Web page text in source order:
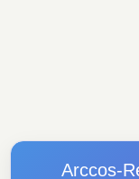
Arccos-